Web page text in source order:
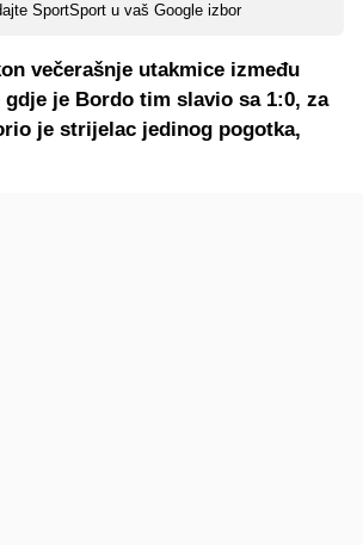
SportSport u vaš Google izbor
večerašnje utakmice između
gdje je Bordo tim slavio sa 1:0, za
je strijelac jedinog pogotka,